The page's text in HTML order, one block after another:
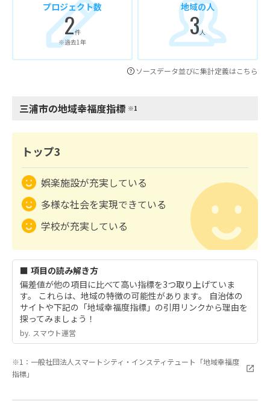
プロジェクト数
2件
※過去1年
地域の人
3人
ソースデータ並びに集計定義はこちら
三浦市の地域幸福度指標 ※1
トップ3
娯楽施設が充実している
多様な社会を実現できている
学校が充実している
■ 項目の読み解き方
偏差値が他の項目に比べて高い指標を3つ取り上げていま
す。 これらは、地域の特徴の可能性があります。 自治体の
サイトや下記の「地域幸福度指標」の引用リンクから理由を
探ってみましょう！
by.︎ スマウト運営
※1：一般社団法人スマートシティ・インスティテュート「地域幸福度
指標」